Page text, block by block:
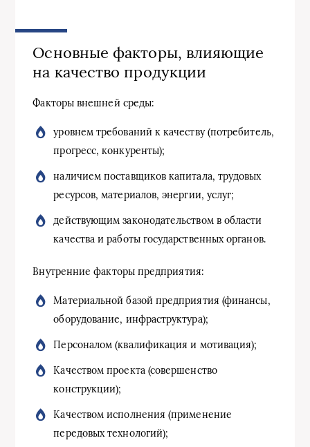
Основные факторы, влияющие
на качество продукции
Факторы внешней среды:
уровнем требований к качеству (потребитель,
прогресс, конкуренты);
наличием поставщиков капитала, трудовых
ресурсов, материалов, энергии, услуг;
действующим законодательством в области
качества и работы государственных органов.
Внутренние факторы предприятия:
Материальной базой предприятия (финансы,
оборудование, инфраструктура);
Персоналом (квалификация и мотивация);
Качеством проекта (совершенство
конструкции);
Качеством исполнения (применение
передовых технологий);